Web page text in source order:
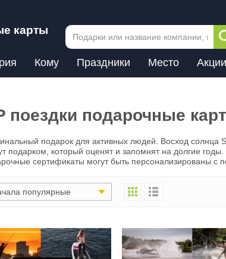
карты
Кому Праздники Место Акции
поездки подарочные
подарок для активных людей. Восход солнца
подарком, который оценят и запомнят на долгие
сертификаты могут быть персонализированы с
популярные